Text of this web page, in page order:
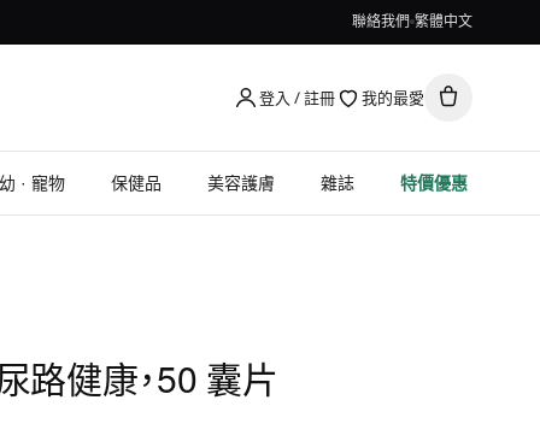
聯絡我們 繁體中文
登入 / 註冊 我的最愛
· 寵物 保健品 美容護膚 雜誌 特價優惠
路健康，50 囊片